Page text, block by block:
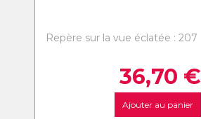
Repère sur la vue éclatée : 207
36,70 €
Ajouter au panier